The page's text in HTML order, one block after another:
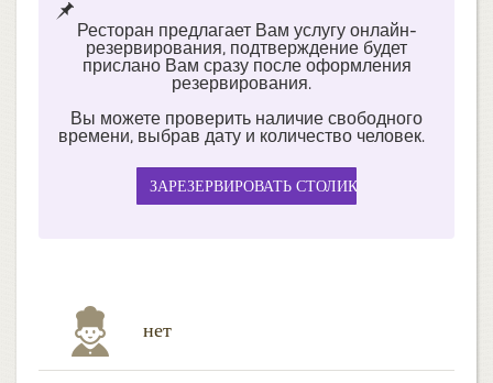
Ресторан предлагает Вам услугу онлайн-
резервирования, подтверждение будет
прислано Вам сразу после оформления
резервирования.
Вы можете проверить наличие свободного
времени, выбрав дату и количество человек.
нет